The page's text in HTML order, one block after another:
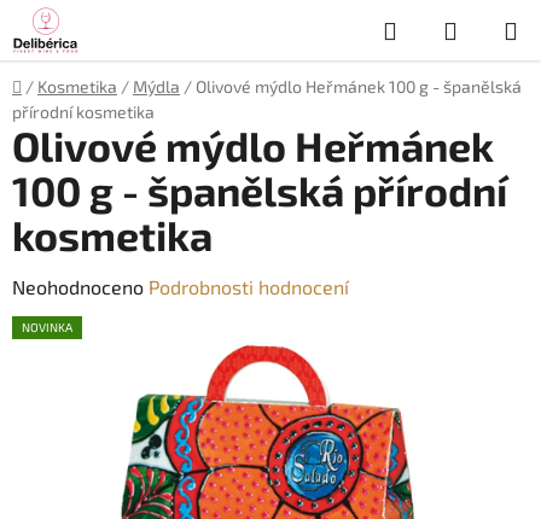
Přejít
na
obsah
Hledat
KOŠÍK
Domů
/ Kosmetika / Mýdla / Olivové mýdlo Heřmánek 100 g - španělská
přírodní kosmetika
Olivové mýdlo Heřmánek
100 g - španělská přírodní
kosmetika
Průměrné
hodnocení
Neohodnoceno Podrobnosti hodnocení
NOVINKA